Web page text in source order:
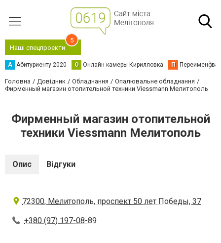
Наші спецпроєкти
5
А Абитуриенту 2020 О Онлайн камеры Кирилловка П
Головна Довідник Обладнання
Опалювальне обладнання
Фирменный магазин отопительной техники Viessmann Мелитополь
Фирменный магазин отопительной
техники Viessmann Мелитополь
Опис Відгуки
72300, Мелитополь, проспект 50 лет Победы, 37
+380 (97) 197-08-89